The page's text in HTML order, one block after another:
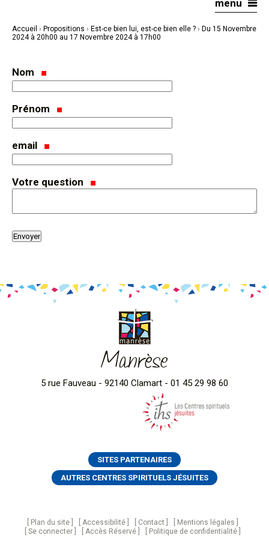
menu
Accueil › Propositions › Est-ce bien lui, est-ce bien elle ? › Du 15 Novembre
2024 à 20h00 au 17 Novembre 2024 à 17h00
Nom
Prénom
email
Votre question
Manrèse
5 rue Fauveau - 92140 Clamart - 01 45 29 98 60
SITES PARTENAIRES
AUTRES CENTRES SPIRITUELS JÉSUITES
Plan du site Accessibilité Contact
Mentions légales
Se connecter
Accès Réservé Politique de confidentialité